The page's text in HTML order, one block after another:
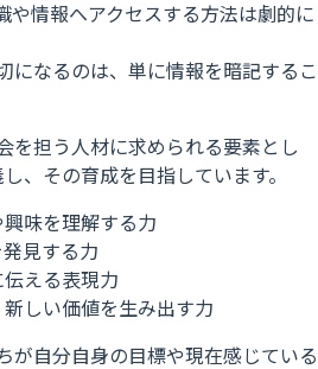
や情報へアクセスする方法は劇的に
になるのは、単に情報を暗記するこ
を担う人材に求められる要素とし
、その育成を目指しています。
味を理解する力
見する力
える表現力
しい価値を生み出す力
が自分自身の目標や現在感じている